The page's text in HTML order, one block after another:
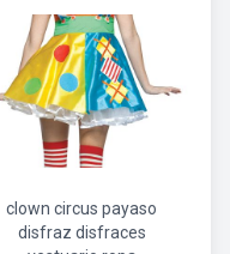
clown circus payaso
disfraz disfraces